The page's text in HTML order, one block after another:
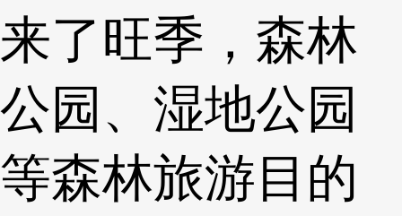
来了旺季，森林
公园、湿地公园
等森林旅游目的